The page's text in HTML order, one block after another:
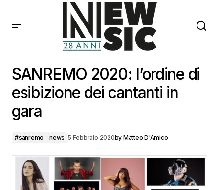
gara
SANREMO 2020: l’ordine di
esibizione dei cantanti in
gara
#sanremo news 5 Febbraio 2020by Matteo D'Amico